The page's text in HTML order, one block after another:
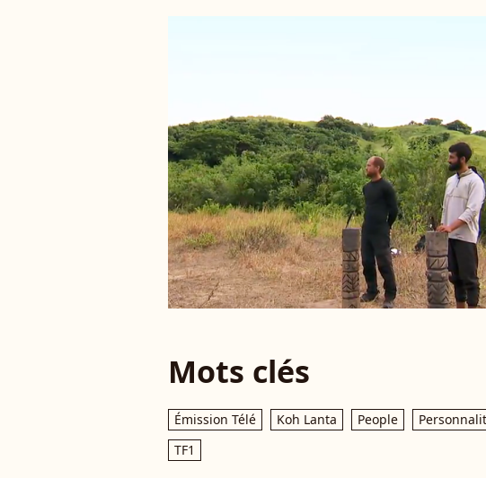
Mots clés
Émission Télé Koh Lanta People
TF1